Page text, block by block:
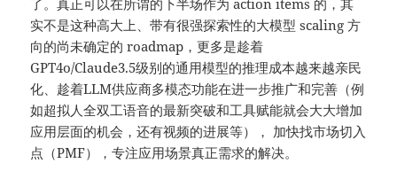
了。真正可以在所谓的下半场作为 action items 的，其
实不是这种高大上、带有很强探索性的大模型 scaling 方
向的尚未确定的 roadmap，更多是趁着
GPT4o/Claude3.5级别的通用模型的推理成本越来越亲民
化、趁着LLM供应商多模态功能在进一步推广和完善（例
如超拟人全双工语音的最新突破和工具赋能就会大大增加
应用层面的机会，还有视频的进展等）， 加快找市场切入
点（PMF），专注应用场景真正需求的解决。